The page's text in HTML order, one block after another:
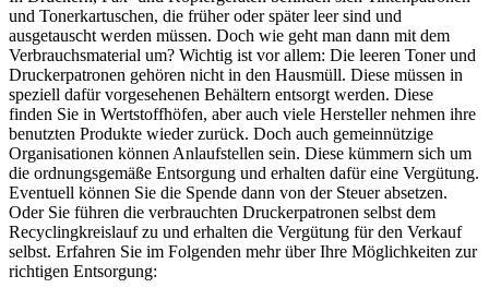
und Tonerkartuschen, die früher oder später leer sind und
ausgetauscht werden müssen. Doch wie geht man dann mit dem
Verbrauchsmaterial um? Wichtig ist vor allem: Die leeren Toner und
Druckerpatronen gehören nicht in den Hausmüll. Diese müssen in
speziell dafür vorgesehenen Behältern entsorgt werden. Diese
finden Sie in Wertstoffhöfen, aber auch viele Hersteller nehmen ihre
benutzten Produkte wieder zurück. Doch auch gemeinnützige
Organisationen können Anlaufstellen sein. Diese kümmern sich um
die ordnungsgemäße Entsorgung und erhalten dafür eine Vergütung.
Eventuell können Sie die Spende dann von der Steuer absetzen.
Oder Sie führen die verbrauchten Druckerpatronen selbst dem
Recyclingkreislauf zu und erhalten die Vergütung für den Verkauf
selbst. Erfahren Sie im Folgenden mehr über Ihre Möglichkeiten zur
richtigen Entsorgung: